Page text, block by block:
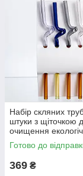
Набір скляних
штуки з щіточкою
очищення
соломинки для
напоїв HP-34-124
Готово до
369 ₴